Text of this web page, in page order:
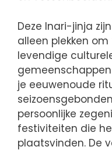
Deze Inari-jinja
alleen plekken
levendige
je eeuwenoude
persoonlijke
festiviteiten die
plaatsvinden. De